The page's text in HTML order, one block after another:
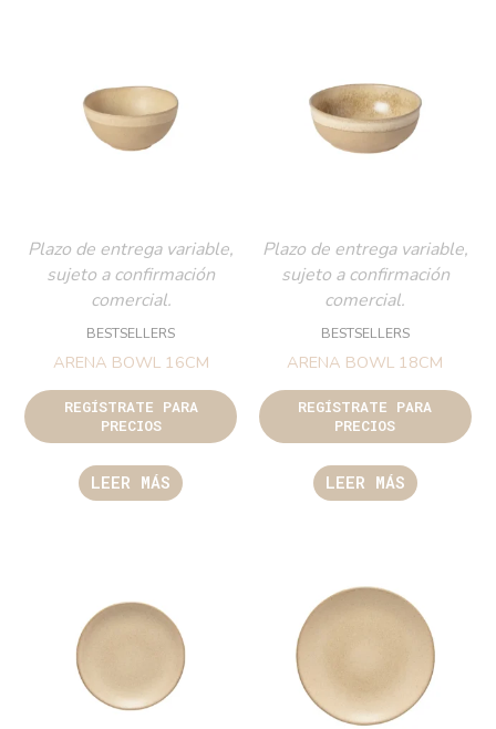
Plazo de entrega variable,
sujeto a confirmación
comercial.
BESTSELLERS
ARENA BOWL 16CM
REGÍSTRATE PARA
PRECIOS
LEER MÁS
Plazo de entrega variable,
sujeto a confirmación
comercial.
BESTSELLERS
ARENA BOWL 18CM
REGÍSTRATE PARA
PRECIOS
LEER MÁS